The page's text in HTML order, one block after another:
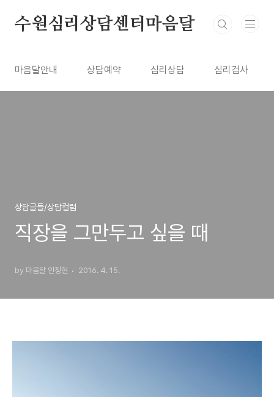
수원심리상담센터마음달
마음달안내 상담예약 심리상담 심리검사
상담글들/상담컬럼
직장을 그만두고 싶을 때
by 마음달 안정현 2016. 4. 15.